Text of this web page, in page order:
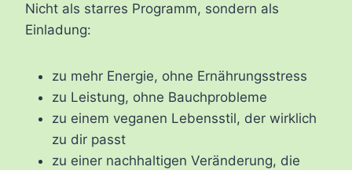
Nicht als starres Programm, sondern als
Einladung:
zu mehr Energie, ohne Ernährungsstress
zu Leistung, ohne Bauchprobleme
zu einem veganen Lebensstil, der wirklich
zu dir passt
zu einer nachhaltigen Veränderung, die